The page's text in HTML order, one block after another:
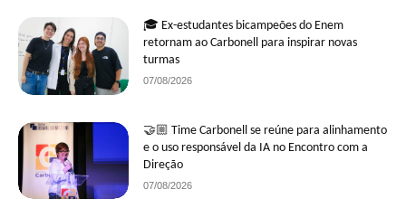
🎓 Ex-estudantes bicampeões do Enem
retornam ao Carbonell para inspirar novas
turmas
07/08/2026
🤝🏼 Time Carbonell se reúne para alinhamento
e o uso responsável da IA no Encontro com a
Direção
07/08/2026